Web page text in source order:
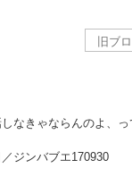
なきゃならんのよ、っ
ジンバブエ170930